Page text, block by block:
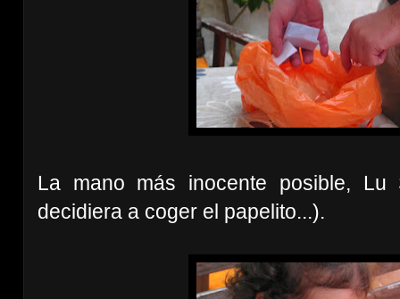
La mano más inocente posible,
decidiera a coger el papelito...).